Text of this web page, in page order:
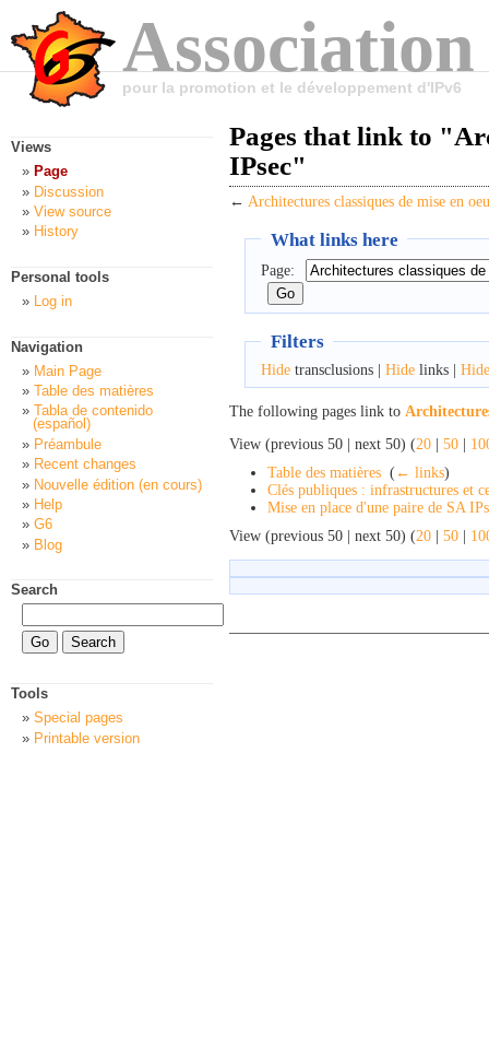
pour la promotion et le développement d'IPv6
Pages that link to
IPsec"
← Architectures classiques de mise en
What links here
Page:
Filters
Hidetransclusions | Hidelinks | Hide
The following pages link to
View (previous 50 | next 50) (20 | 50 |
Table des matières ( ← links)
Clés publiques : infrastructures et
Mise en place d'une paire de SA
View (previous 50 | next 50) (20 | 50 |
Views
Page
Discussion
View source
History
Personal tools
Log in
Navigation
Main Page
Table des matières
Tabla de contenido
(español)
Préambule
Recent changes
Nouvelle édition (en cours)
Help
G6
Blog
Search
Tools
Special pages
Printable version